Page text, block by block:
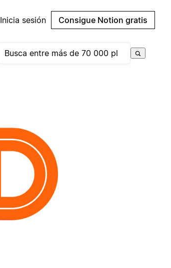
Inicia sesión Consigue Notion gratis